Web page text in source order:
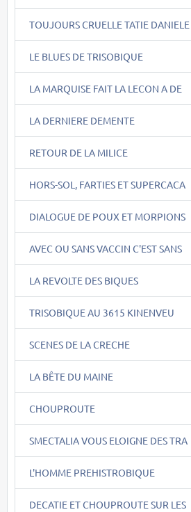
TOUJOURS CRUELLE TATIE DANIELE
LE BLUES DE TRISOBIQUE
LA MARQUISE FAIT LA LECON A DE
LA DERNIERE DEMENTE
RETOUR DE LA MILICE
HORS-SOL, FARTIES ET SUPERCACA
DIALOGUE DE POUX ET MORPIONS
AVEC OU SANS VACCIN C'EST SANS
LA REVOLTE DES BIQUES
TRISOBIQUE AU 3615 KINENVEU
SCENES DE LA CRECHE
LA BÊTE DU MAINE
CHOUPROUTE
SMECTALIA VOUS ELOIGNE DES TRA
L'HOMME PREHISTROBIQUE
DECATIE ET CHOUPROUTE SUR LES